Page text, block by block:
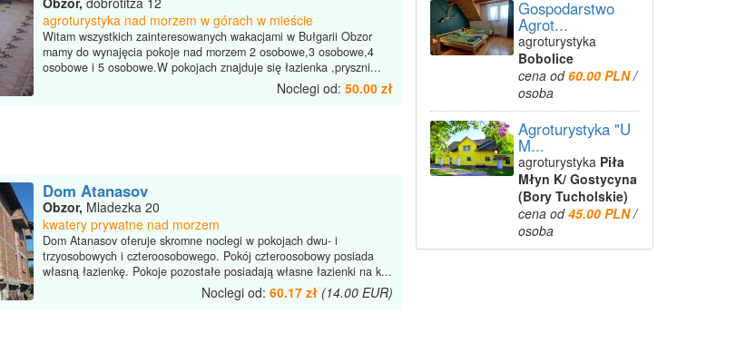
agroturystyka nad morzem w górach w mieście
Witam wszystkich zainteresowanych wakacjami w Bułgarii Obzor
mamy do wynajęcia pokoje nad morzem 2 osobowe,3 osobowe,4
osobowe i 5 osobowe.W pokojach znajduje się łazienka ,pryszni...
Noclegi od: 50.00 zł
Dom Atanasov
Obzor, Mladezka 20
kwatery prywatne nad morzem
Dom Atanasov oferuje skromne noclegi w pokojach dwu- i
trzyosobowych i czteroosobowego. Pokój czteroosobowy posiada
własną łazienkę. Pokoje pozostałe posiadają własne łazienki na k...
Noclegi od: 60.17 zł (14.00 EUR)
Gospodarstwo
Agrot...
agroturystyka
Bobolice
cena od60.00 PLN/
osoba
Agroturystyka "U
M...
agroturystyka Piła
Młyn K/ Gostycyna
(Bory Tucholskie)
cena od45.00 PLN/
osoba